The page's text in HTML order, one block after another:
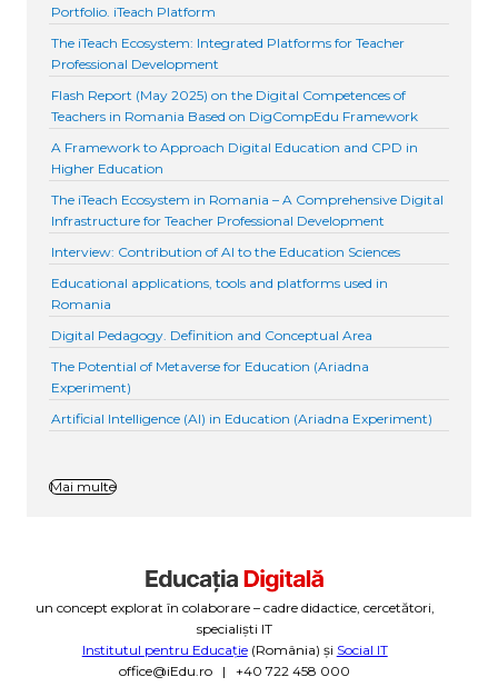
Portfolio. iTeach Platform
The iTeach Ecosystem: Integrated Platforms for Teacher
Professional Development
Flash Report (May 2025) on the Digital Competences of
Teachers in Romania Based on DigCompEdu Framework
A Framework to Approach Digital Education and CPD in
Higher Education
The iTeach Ecosystem in Romania – A Comprehensive Digital
Infrastructure for Teacher Professional Development
Interview: Contribution of AI to the Education Sciences
Educational applications, tools and platforms used in
Romania
Digital Pedagogy. Definition and Conceptual Area
The Potential of Metaverse for Education (Ariadna
Experiment)
Artificial Intelligence (AI) in Education (Ariadna Experiment)
Mai multe
un concept explorat în colaborare – cadre didactice, cercetători,
specialiști IT
Institutul pentru Educație(România) și Social IT
office@iEdu.ro | +40 722 458 000